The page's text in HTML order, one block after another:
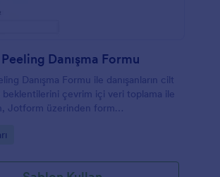
Danışma Formu
Danışma Formu ile danışanların cilt
beklentilerini çevrim içi veri toplama ile
Jotform üzerinden form